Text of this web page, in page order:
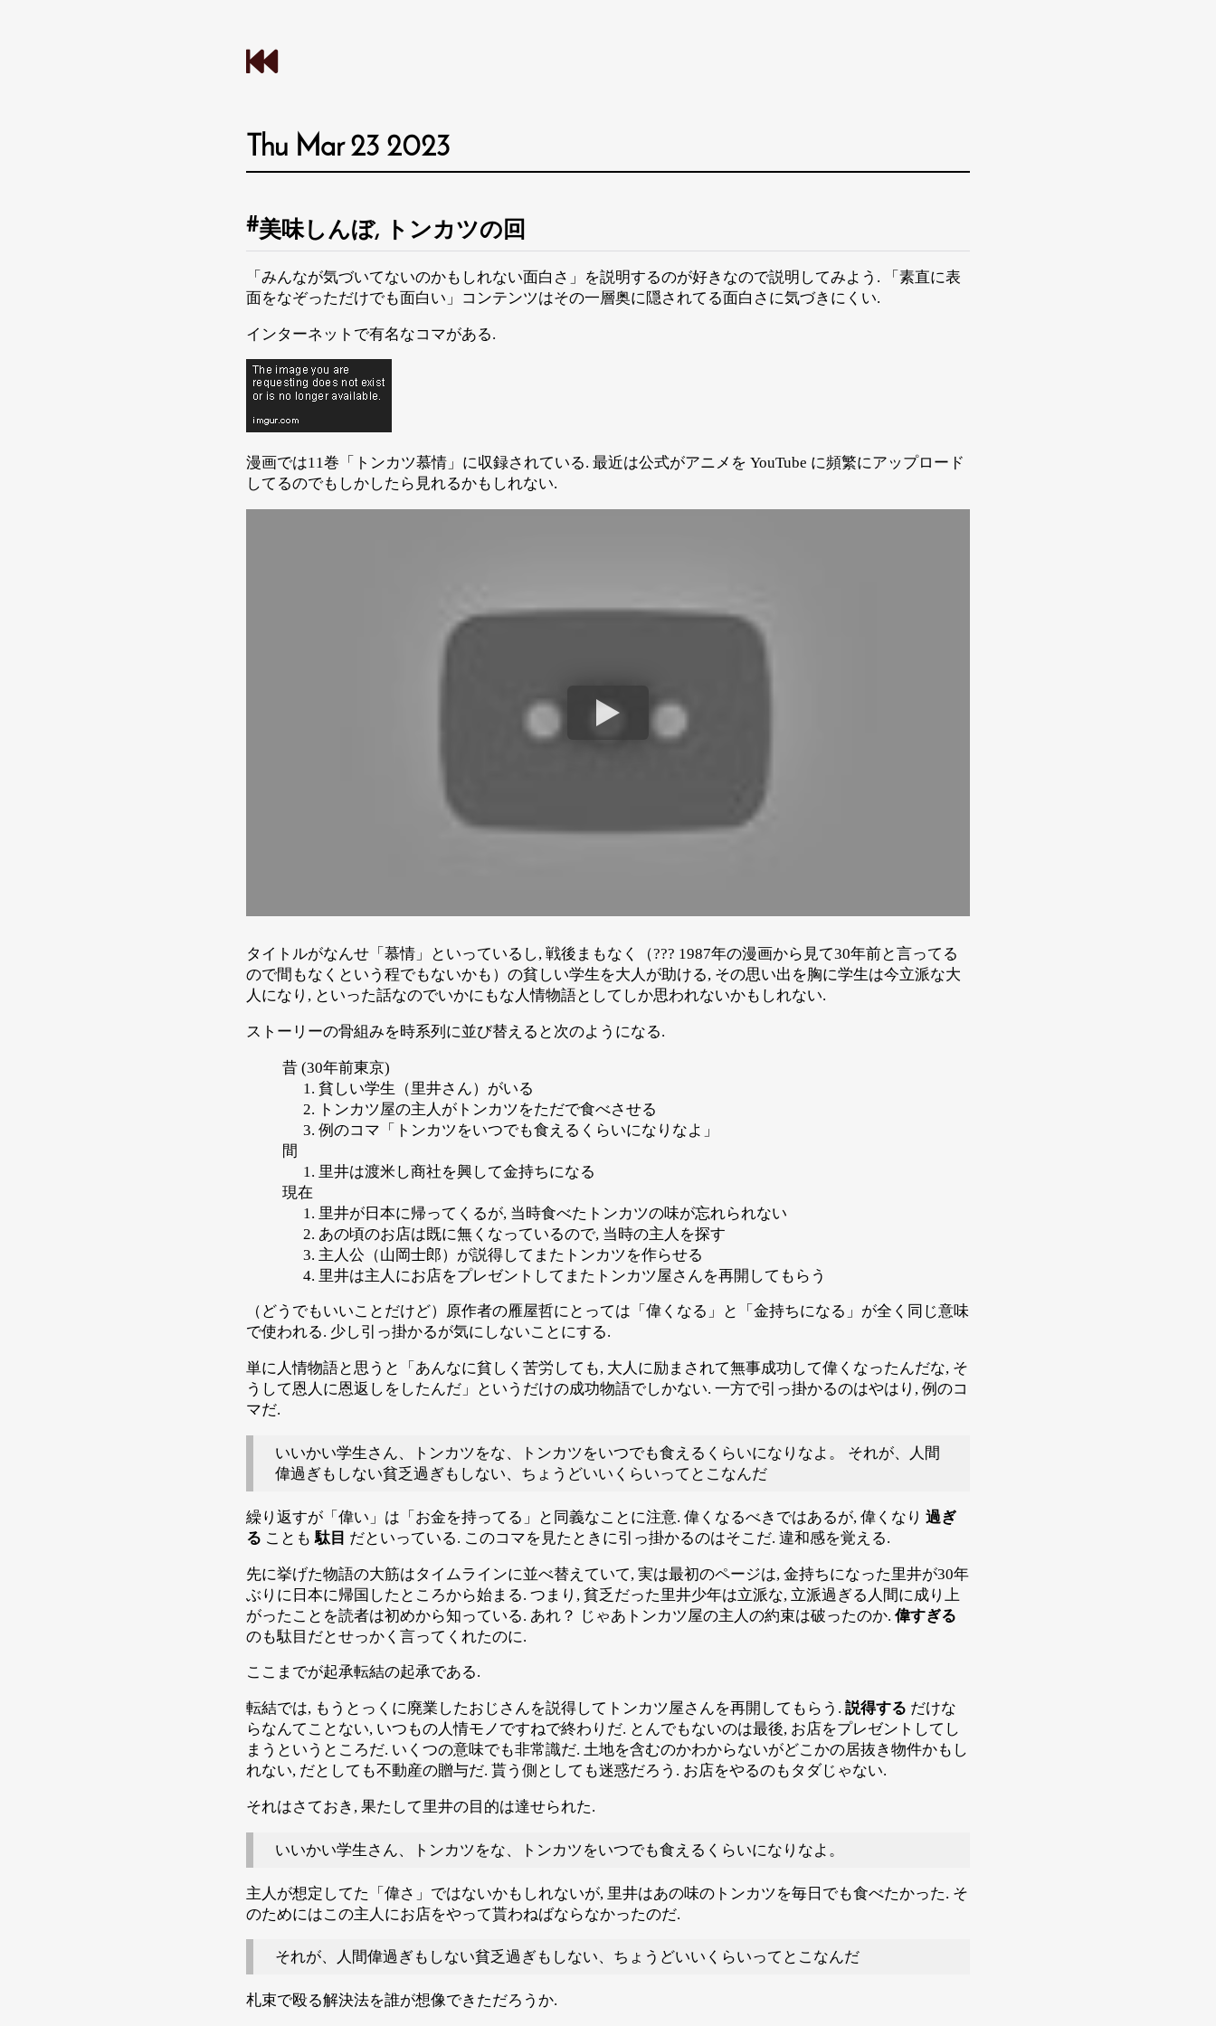
Thu Mar 23 2023
美味しんぼ, トンカツの回
「みんなが気づいてないのかもしれない面白さ」を説明するのが好きなので説明してみよう. 「素直に表
面をなぞっただけでも面白い」コンテンツはその一層奥に隠されてる面白さに気づきにくい.
インターネットで有名なコマがある.
漫画では11巻「トンカツ慕情」に収録されている. 最近は公式がアニメを YouTube に頻繁にアップロード
してるのでもしかしたら見れるかもしれない.
タイトルがなんせ「慕情」といっているし, 戦後まもなく（??? 1987年の漫画から見て30年前と言ってる
ので間もなくという程でもないかも）の貧しい学生を大人が助ける, その思い出を胸に学生は今立派な大
人になり, といった話なのでいかにもな人情物語としてしか思われないかもしれない.
ストーリーの骨組みを時系列に並び替えると次のようになる.
昔 (30年前東京)
貧しい学生（里井さん）がいる
トンカツ屋の主人がトンカツをただで食べさせる
例のコマ「トンカツをいつでも食えるくらいになりなよ」
間
里井は渡米し商社を興して金持ちになる
現在
里井が日本に帰ってくるが, 当時食べたトンカツの味が忘れられない
あの頃のお店は既に無くなっているので, 当時の主人を探す
主人公（山岡士郎）が説得してまたトンカツを作らせる
里井は主人にお店をプレゼントしてまたトンカツ屋さんを再開してもらう
（どうでもいいことだけど）原作者の雁屋哲にとっては「偉くなる」と「金持ちになる」が全く同じ意味
で使われる. 少し引っ掛かるが気にしないことにする.
単に人情物語と思うと「あんなに貧しく苦労しても, 大人に励まされて無事成功して偉くなったんだな, そ
うして恩人に恩返しをしたんだ」というだけの成功物語でしかない. 一方で引っ掛かるのはやはり, 例のコ
マだ.
いいかい学生さん、トンカツをな、トンカツをいつでも食えるくらいになりなよ。 それが、人間
偉過ぎもしない貧乏過ぎもしない、ちょうどいいくらいってとこなんだ
繰り返すが「偉い」は「お金を持ってる」と同義なことに注意. 偉くなるべきではあるが, 偉くなり 過ぎ
る ことも駄目 だといっている. このコマを見たときに引っ掛かるのはそこだ. 違和感を覚える.
先に挙げた物語の大筋はタイムラインに並べ替えていて, 実は最初のページは, 金持ちになった里井が30年
ぶりに日本に帰国したところから始まる. つまり, 貧乏だった里井少年は立派な, 立派過ぎる人間に成り上
がったことを読者は初めから知っている. あれ？ じゃあトンカツ屋の主人の約束は破ったのか. 偉すぎる
のも駄目だとせっかく言ってくれたのに.
ここまでが起承転結の起承である.
転結では, もうとっくに廃業したおじさんを説得してトンカツ屋さんを再開してもらう. 説得する だけな
らなんてことない, いつもの人情モノですねで終わりだ. とんでもないのは最後, お店をプレゼントしてし
まうというところだ. いくつの意味でも非常識だ. 土地を含むのかわからないがどこかの居抜き物件かもし
れない, だとしても不動産の贈与だ. 貰う側としても迷惑だろう. お店をやるのもタダじゃない.
それはさておき, 果たして里井の目的は達せられた.
いいかい学生さん、トンカツをな、トンカツをいつでも食えるくらいになりなよ。
主人が想定してた「偉さ」ではないかもしれないが, 里井はあの味のトンカツを毎日でも食べたかった. そ
のためにはこの主人にお店をやって貰わねばならなかったのだ.
それが、人間偉過ぎもしない貧乏過ぎもしない、ちょうどいいくらいってとこなんだ
札束で殴る解決法を誰が想像できただろうか.